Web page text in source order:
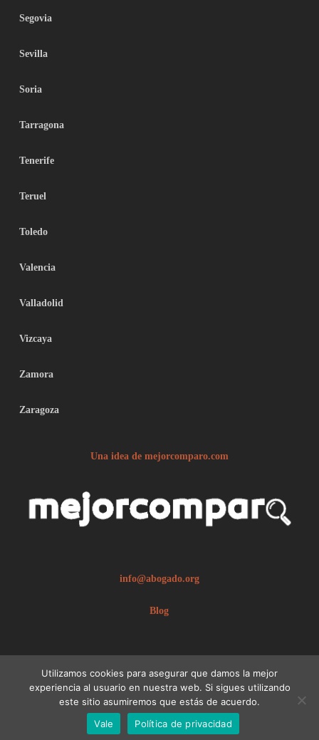
Segovia
Sevilla
Soria
Tarragona
Tenerife
Teruel
Toledo
Valencia
Valladolid
Vizcaya
Zamora
Zaragoza
Una idea de mejorcomparo.com
info@abogado.org
Blog
© 2026 abogado.org.Aviso legal
Utilizamos cookies para asegurar que damos la mejor
experiencia al usuario en nuestra web. Si sigues utilizando
este sitio asumiremos que estás de acuerdo.
Vale
Política de privacidad